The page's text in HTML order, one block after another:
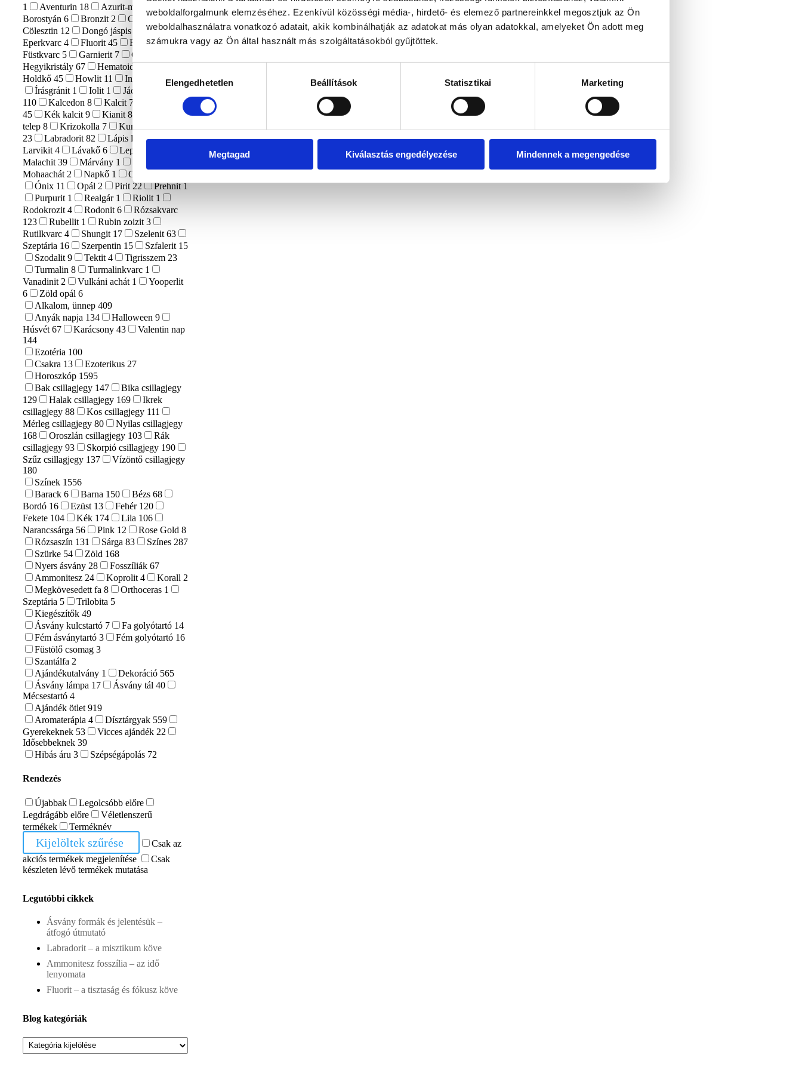
weboldalforgalmunk elemzéséhez. Ezenkívül közösségi média-, hirdető- és elemező partnereinkkel megosztjuk az Ön
weboldalhasználatra vonatkozó adatait, akik kombinálhatják az adatokat más olyan adatokkal, amelyeket Ön adott meg
számukra vagy az Ön által használt más szolgáltatásokból gyűjtöttek.
Hozzájárulás
kiválasztásaElengedhetetlen Beállítások Statisztikai Marketing
Megtagad Kiválasztás engedélyezése Mindennek a megengedése
1
Aventurin 18 Azurit-malachit
Borostyán 6 Bronzit2 Citrin 1
Cölesztin 12 Dongó jáspis
Eperkvarc 4 Fluorit45 Főnix kő1
Füstkvarc 5 Garnierit 7 Gránát
Hegyikristály 67 Hematoid kvarc
Holdkő 45 Howlit 11 Indigo Gabbro9
Írásgránit 1 Iolit 1 Jáde
Jáspis
110
Kalcedon 8 Kalcit 74
45
Kék kalcit9 Kianit8
telep 8 Krizokolla 7 Kunzit
23
Labradorit82 Lápis lazuli18
Larvikit4 Lávakő 6 Lepidolit
Malachit39 Márvány 1
Mohaachát2 Napkő 1 Obszidián
Ónix 11 Opál 2 Pirit22 Prehnit1
Purpurit 1 Realgár 1 Riolit 1
Rodokrozit4 Rodonit6
Rózsakvarc
123
Rubellit 1 Rubin zoizit3
Rutilkvarc 4 Shungit 17 Szelenit63
Szeptária 16 Szerpentin 15 Szfalerit 15
Szodalit9 Tektit4 Tigrisszem 23
Turmalin 8 Turmalinkvarc 1
Vanadinit2 Vulkáni achát 1
Yooperlit
6
Zöld opál 6
Alkalom, ünnep 409
Anyák napja 134 Halloween 9
Húsvét67 Karácsony 43
Valentin nap
144
Ezotéria 100
Csakra 13 Ezoterikus 27
Horoszkóp 1595
Bak csillagjegy 147
Bika csillagjegy
129
Halak csillagjegy 169
Ikrek
csillagjegy 88 Kos csillagjegy 111
Mérleg csillagjegy 80
Nyilas csillagjegy
168
Oroszlán csillagjegy 103
Rák
csillagjegy 93 Skorpió csillagjegy 190
Szűz csillagjegy 137
Vízöntő csillagjegy
180
Színek 1556
Barack 6 Barna 150 Bézs 68
Bordó 16 Ezüst 13 Fehér 120
Fekete 104 Kék 174 Lila 106
Narancssárga 56 Pink 12 Rose Gold 8
Rózsaszín 131 Sárga 83 Színes 287
Szürke 54 Zöld 168
Nyers ásvány 28 Fosszíliák 67
Ammonitesz 24 Koprolit4 Korall 2
Megkövesedett fa 8 Orthoceras 1
Szeptária 5 Trilobita 5
Kiegészítők 49
Ásvány kulcstartó 7 Fa golyótartó 14
Fém ásványtartó 3 Fém golyótartó 16
Füstölő csomag 3
Szantálfa 2
Ajándékutalvány 1 Dekoráció 565
Ásvány lámpa 17 Ásvány tál 40
Mécsestartó 4
Ajándék ötlet919
Aromaterápia 4 Dísztárgyak 559
Gyerekeknek 53 Vicces ajándék 22
Idősebbeknek 39
Hibás áru 3 Szépségápolás 72
Rendezés
Újabbak
Legolcsóbb előre
Legdrágább előre
Véletlenszerű
termékek
Terméknév
Kijelöltek szűrése
Csak az
akciós termékek megjelenítése
Csak
készleten lévő termékek mutatása
Legutóbbi cikkek
Ásvány formák és jelentésük –
átfogó útmutató
Labradorit – a misztikum köve
Ammonitesz fosszília – az idő
lenyomata
Fluorit – a tisztaság és fókusz köve
Blog kategóriák
Blog
kategóriák